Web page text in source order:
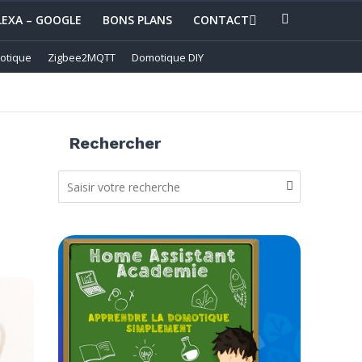
– GOOGLE BONS PLANS CONTACT
Zigbee2MQTT Domotique DIY
Rechercher